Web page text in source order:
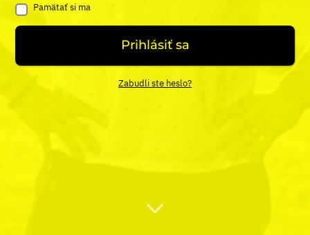
Pamätať si ma
Prihlásiť sa
Zabudli ste heslo?